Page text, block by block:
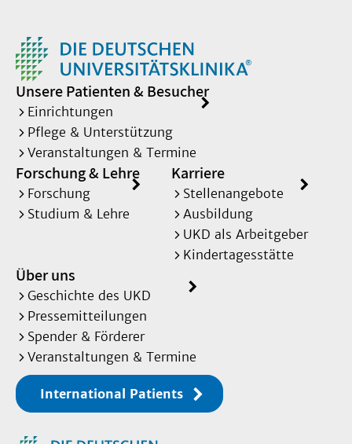
Unsere Patienten & Besucher
Einrichtungen
Pflege & Unterstützung
Veranstaltungen & Termine
Forschung & Lehre
Forschung
Studium & Lehre
Karriere
Stellenangebote
Ausbildung
UKD als Arbeitgeber
Kindertagesstätte
Über uns
Geschichte des UKD
Pressemitteilungen
Spender & Förderer
Veranstaltungen & Termine
International Patients